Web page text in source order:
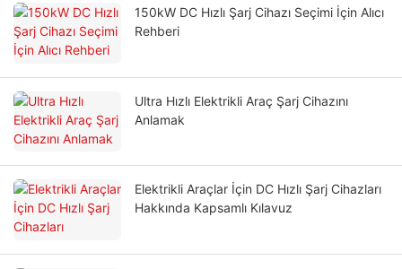
150kW DC Hızlı Şarj Cihazı Seçimi İçin Alıcı
Rehberi
Ultra Hızlı Elektrikli Araç Şarj Cihazını
Anlamak
Elektrikli Araçlar İçin DC Hızlı Şarj Cihazları
Hakkında Kapsamlı Kılavuz